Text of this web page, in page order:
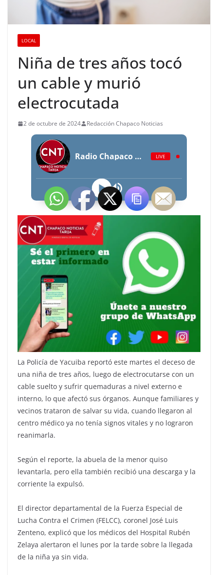
LOCAL
Niña de tres años tocó
un cable y murió
electrocutada
2 de octubre de 2024 Redacción Chapaco Noticias
Radio Chapaco Noticias Las 24 horas en vivo LIVE
La Policía de Yacuiba reportó este martes el deceso de
una niña de tres años, luego de electrocutarse con un
cable suelto y sufrir quemaduras a nivel externo e
interno, lo que afectó sus órganos. Aunque familiares y
vecinos trataron de salvar su vida, cuando llegaron al
centro médico ya no tenía signos vitales y no lograron
reanimarla.
Según el reporte, la abuela de la menor quiso
levantarla, pero ella también recibió una descarga y la
corriente la expulsó.
El director departamental de la Fuerza Especial de
Lucha Contra el Crimen (FELCC), coronel José Luis
Zenteno, explicó que los médicos del Hospital Rubén
Zelaya alertaron el lunes por la tarde sobre la llegada
de la niña ya sin vida.